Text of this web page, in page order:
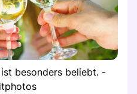
besonders beliebt. -